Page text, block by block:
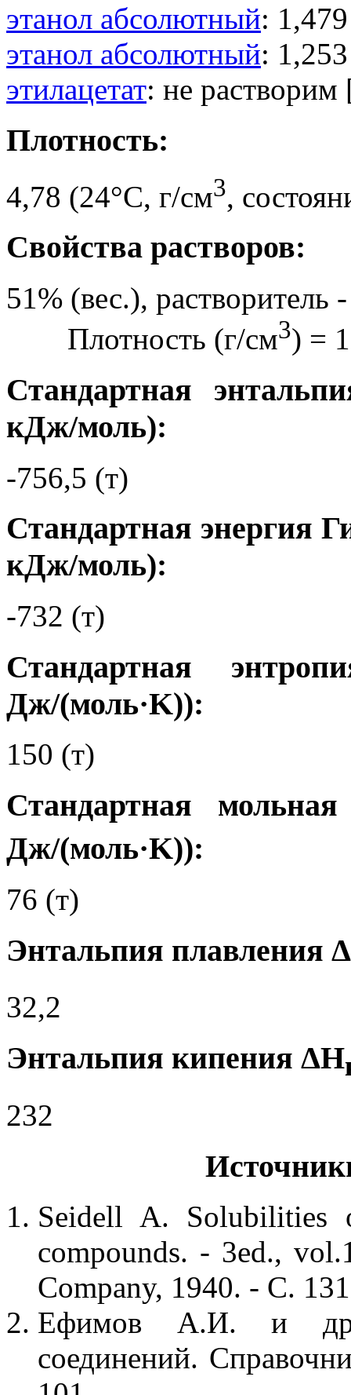
этанол абсолютный:
этанол абсолютный:
этилацетат: не растворим
Плотность:
4,78 (24°C, г/см3,
Свойства растворов:
51% (вес.), растворитель
Плотность (г/см3) =
Стандартная
кДж/моль):
-756,5 (т)
Стандартная энергия
кДж/моль):
-732 (т)
Стандартная
Дж/(моль·K)):
150 (т)
Стандартная
Дж/(моль·K)):
76 (т)
Энтальпия плавления
32,2
Энтальпия кипения ΔH
232
Seidell A. Solubilities
compounds. - 3ed.,
Company, 1940. - С.
Ефимов А.И. и др.
соединений.